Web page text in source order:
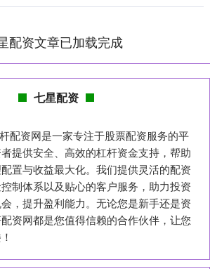
配资文章已加载完成
七星配资
配资网是一家专注于股票配资服务的平
提供安全、高效的杠杆资金支持，帮助
置与收益最大化。我们提供灵活的配资
制体系以及贴心的客户服务，助力投资
，提升盈利能力。无论您是新手还是资
资网都是您值得信赖的合作伙伴，让您